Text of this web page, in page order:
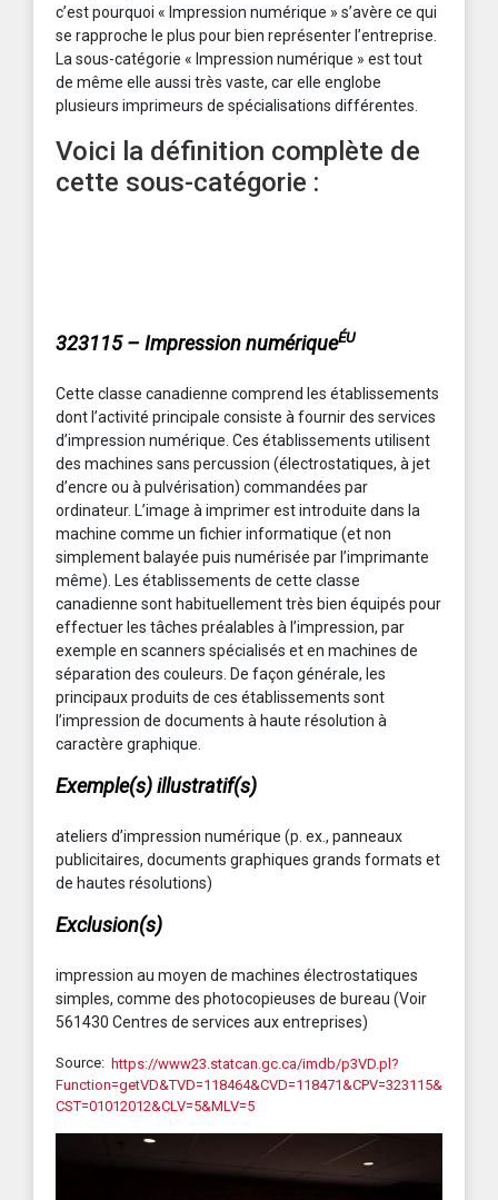
c’est pourquoi « Impression numérique » s’avère ce qui
se rapproche le plus pour bien représenter l’entreprise.
La sous-catégorie « Impression numérique » est tout
de même elle aussi très vaste, car elle englobe
plusieurs imprimeurs de spécialisations différentes.
Voici la définition complète de
cette sous-catégorie :
323115 – Impression numériqueÉU
Cette classe canadienne comprend les établissements
dont l’activité principale consiste à fournir des services
d’impression numérique. Ces établissements utilisent
des machines sans percussion (électrostatiques, à jet
d’encre ou à pulvérisation) commandées par
ordinateur. L’image à imprimer est introduite dans la
machine comme un fichier informatique (et non
simplement balayée puis numérisée par l’imprimante
même). Les établissements de cette classe
canadienne sont habituellement très bien équipés pour
effectuer les tâches préalables à l’impression, par
exemple en scanners spécialisés et en machines de
séparation des couleurs. De façon générale, les
principaux produits de ces établissements sont
l’impression de documents à haute résolution à
caractère graphique.
Exemple(s) illustratif(s)
ateliers d’impression numérique (p. ex., panneaux
publicitaires, documents graphiques grands formats et
de hautes résolutions)
Exclusion(s)
impression au moyen de machines électrostatiques
simples, comme des photocopieuses de bureau (Voir
561430 Centres de services aux entreprises)
Source: https://www23.statcan.gc.ca/imdb/p3VD.pl?
Function=getVD&TVD=118464&CVD=118471&CPV=323115&
CST=01012012&CLV=5&MLV=5